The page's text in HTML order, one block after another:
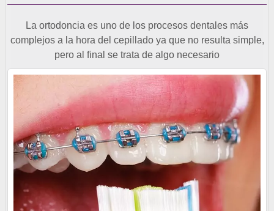
La ortodoncia es uno de los procesos dentales más
complejos a la hora del cepillado ya que no resulta simple,
pero al final se trata de algo necesario